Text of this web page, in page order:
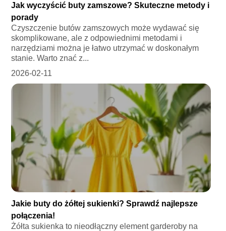
Jak wyczyścić buty zamszowe? Skuteczne metody i
porady
Czyszczenie butów zamszowych może wydawać się
skomplikowane, ale z odpowiednimi metodami i
narzędziami można je łatwo utrzymać w doskonałym
stanie. Warto znać z...
2026-02-11
Jakie buty do żółtej sukienki? Sprawdź najlepsze
połączenia!
Żółta sukienka to nieodłączny element garderoby na